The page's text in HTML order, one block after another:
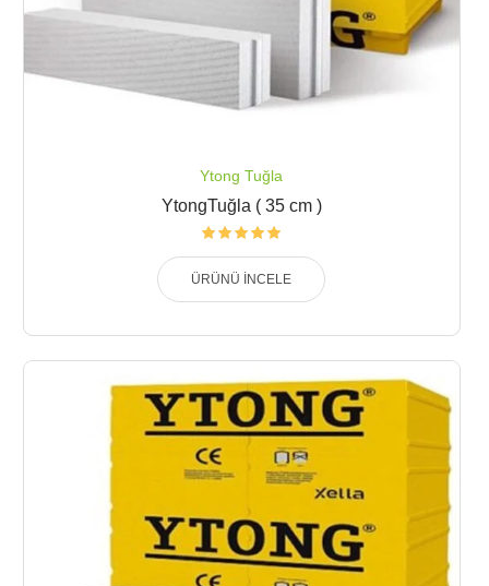
Ytong Tuğla
YtongTuğla ( 35 cm )
ÜRÜNÜ İNCELE